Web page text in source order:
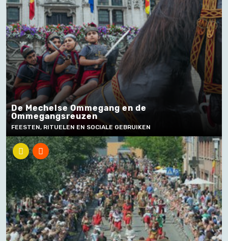
De Mechelse Ommegang en de
Ommegangsreuzen
FEESTEN, RITUELEN EN SOCIALE GEBRUIKEN